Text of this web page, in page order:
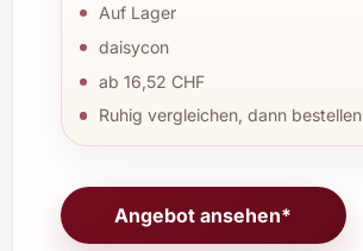
Auf Lager
daisycon
ab 16,52 CHF
Ruhig vergleichen, dann bestellen
Angebot ansehen*